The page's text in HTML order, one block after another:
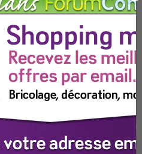
Profitez de cette offre